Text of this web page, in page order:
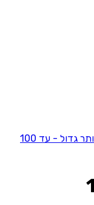
גדול - עד 100